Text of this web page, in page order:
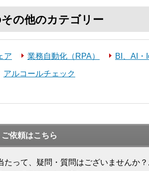
の他のカテゴリー
ア 業務自動化（RPA） BI、AI・
アルコールチェック
依頼はこちら
たって、疑問・質問はございませんか